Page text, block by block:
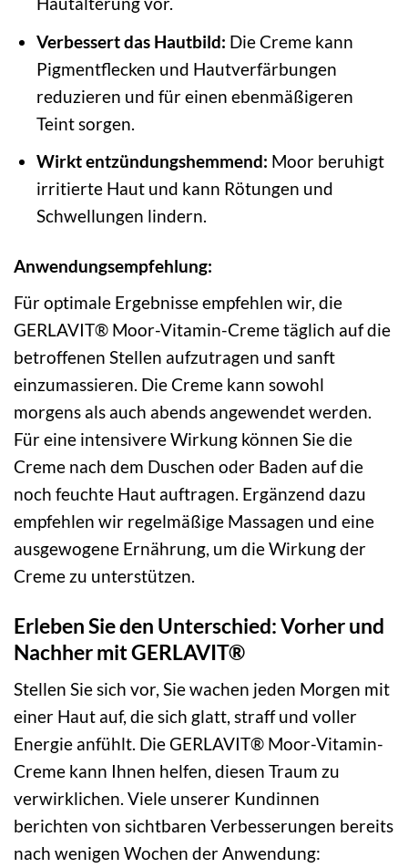
Verbessert das Hautbild: Die Creme kann
Pigmentflecken und Hautverfärbungen
reduzieren und für einen ebenmäßigeren
Teint sorgen.
Wirkt entzündungshemmend: Moor beruhigt
irritierte Haut und kann Rötungen und
Schwellungen lindern.
Anwendungsempfehlung:
Für optimale Ergebnisse empfehlen wir, die
GERLAVIT® Moor-Vitamin-Creme täglich auf die
betroffenen Stellen aufzutragen und sanft
einzumassieren. Die Creme kann sowohl
morgens als auch abends angewendet werden.
Für eine intensivere Wirkung können Sie die
Creme nach dem Duschen oder Baden auf die
noch feuchte Haut auftragen. Ergänzend dazu
empfehlen wir regelmäßige Massagen und eine
ausgewogene Ernährung, um die Wirkung der
Creme zu unterstützen.
Erleben Sie den Unterschied: Vorher und
Nachher mit GERLAVIT®
Stellen Sie sich vor, Sie wachen jeden Morgen mit
einer Haut auf, die sich glatt, straff und voller
Energie anfühlt. Die GERLAVIT® Moor-Vitamin-
Creme kann Ihnen helfen, diesen Traum zu
verwirklichen. Viele unserer Kundinnen
berichten von sichtbaren Verbesserungen bereits
nach wenigen Wochen der Anwendung: